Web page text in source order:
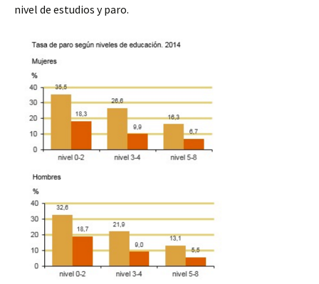
nivel de estudios y paro.